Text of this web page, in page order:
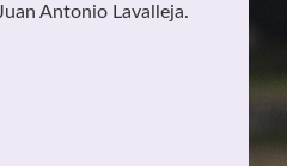
Antonio Lavalleja.